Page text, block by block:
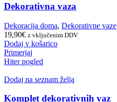
Dekorativna vaza
Dekoracija doma, Dekorativne vaze
19,90€ z vključenim DDV
Dodaj v košarico
Primerjaj
Hiter pogled
Dodaj na seznam želja
Komplet dekorativnih vaz